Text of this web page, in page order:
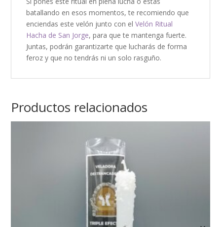
batallando en esos momentos, te recomiendo que
enciendas este velón junto con elVelón Ritual
Hacha de San Jorge, para que te mantenga fuerte.
Juntas, podrán garantizarte que lucharás de forma
feroz y que no tendrás ni un solo rasguño.
Productos relacionados